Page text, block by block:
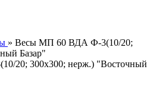
» Весы МП 60 ВДА Ф-3(10/20;
Базар"